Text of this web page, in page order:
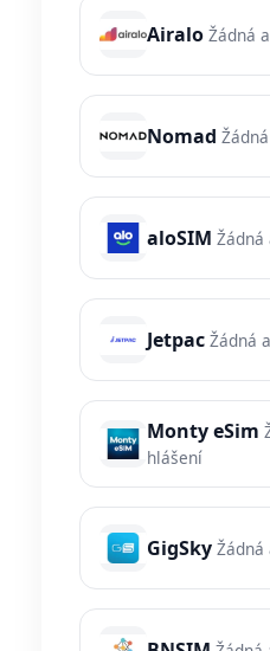
Airalo Žádná
Nomad
aloSIM
Jetpac Žádná
Monty eSim
hlášení
GigSky